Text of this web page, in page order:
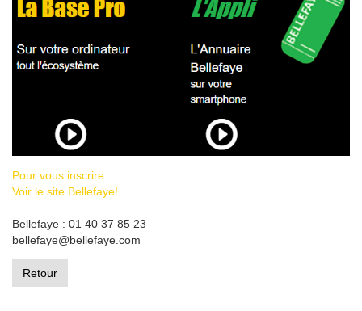
Pour vous inscrire
Voir le site Bellefaye!
Bellefaye : 01 40 37 85 23
bellefaye@bellefaye.com
Retour